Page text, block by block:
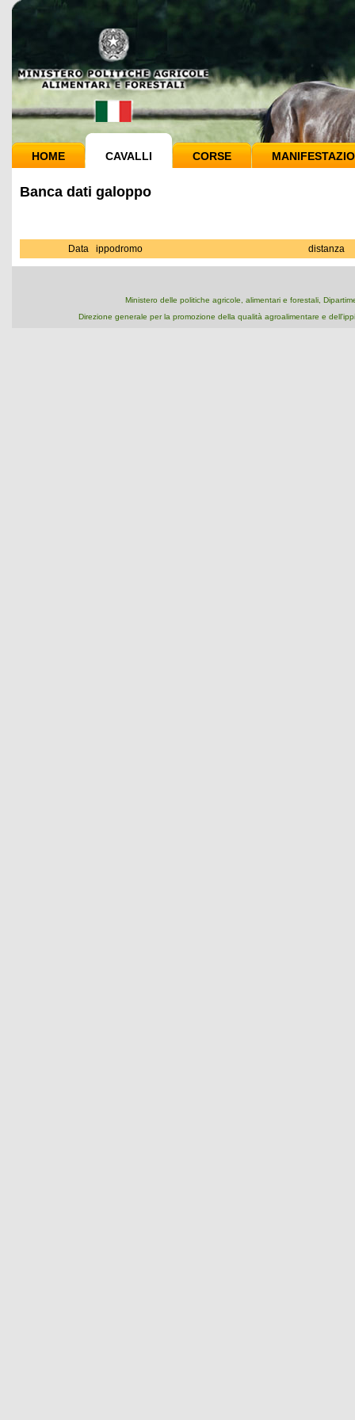
HOME CAVALLI CORSE
Banca dati galoppo
Data ippodromo distanza
Ministero delle politiche agricole, alimentari e forestali,
Direzione generale per la promozione della qualità agroalimentare e